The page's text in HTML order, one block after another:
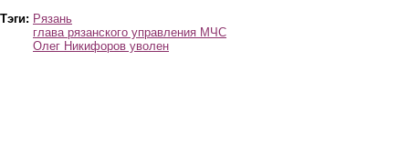
Тэги: Рязань
глава рязанского управления МЧС
Олег Никифоров уволен